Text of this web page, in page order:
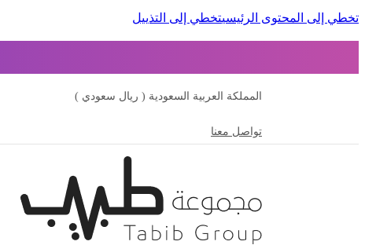
تخطي إلى المحتوى الرئيسيتخطي إلى التذييل
المملكة العربية السعودية ( ريال سعودي )
تواصل معنا